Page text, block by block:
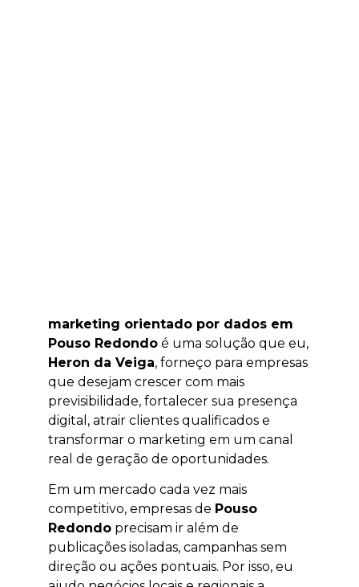
marketing orientado por dados em
Pouso Redondo é uma solução que eu,
Heron da Veiga, forneço para empresas
que desejam crescer com mais
previsibilidade, fortalecer sua presença
digital, atrair clientes qualificados e
transformar o marketing em um canal
real de geração de oportunidades.
Em um mercado cada vez mais
competitivo, empresas de Pouso
Redondo precisam ir além de
publicações isoladas, campanhas sem
direção ou ações pontuais. Por isso, eu